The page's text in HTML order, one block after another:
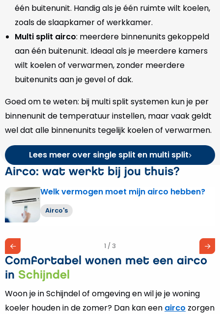
één buitenunit. Handig als je één ruimte wilt koelen,
zoals de slaapkamer of werkkamer.
Multi split airco: meerdere binnenunits gekoppeld
aan één buitenunit. Ideaal als je meerdere kamers
wilt koelen of verwarmen, zonder meerdere
buitenunits aan je gevel of dak.
Goed om te weten: bij multi split systemen kun je per
binnenunit de temperatuur instellen, maar vaak geldt
wel dat alle binnenunits tegelijk koelen of verwarmen.
Lees meer over single split en multi split
Airco: wat werkt bij jou thuis?
Welk vermogen moet mijn airco hebben?
Airco's
Lees
meer
over
vermogen
moet
mijn
airco
1 / 3
Comfortabel wonen met een airco
in Schijndel
Woon je in Schijndel of omgeving en wil je je woning
koeler houden in de zomer? Dan kan een airco zorgen